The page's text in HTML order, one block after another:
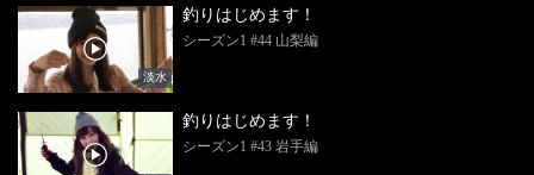
淡水
釣りはじめます！
シーズン1 #44 山梨編
釣りはじめます！
シーズン1 #43 岩手編